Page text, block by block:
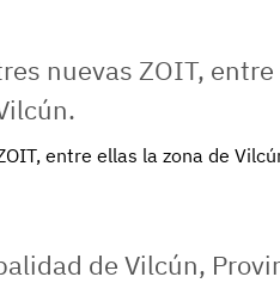
entre ellas la zona de
de Vilcún,